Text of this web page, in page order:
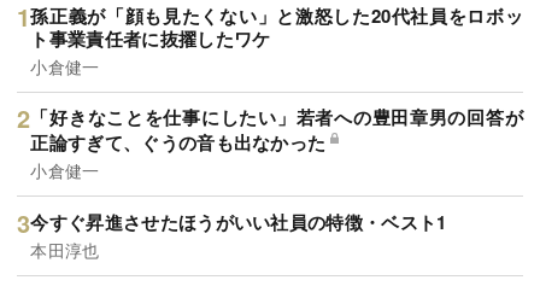
孫正義が「顔も見たくない」と激怒した20代社員をロボッ
ト事業責任者に抜擢したワケ
小倉健一
「好きなことを仕事にしたい」若者への豊田章男の回答が
正論すぎて、ぐうの音も出なかった
小倉健一
今すぐ昇進させたほうがいい社員の特徴・ベスト1
本田淳也